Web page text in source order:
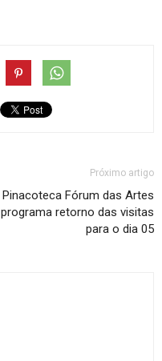
Próximo artigo
Pinacoteca Fórum das Artes
programa retorno das visitas
para o dia 05